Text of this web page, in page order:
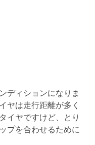
ディションになりま
ヤは走行距離が多く
イヤですけど、とり
プを合わせるために